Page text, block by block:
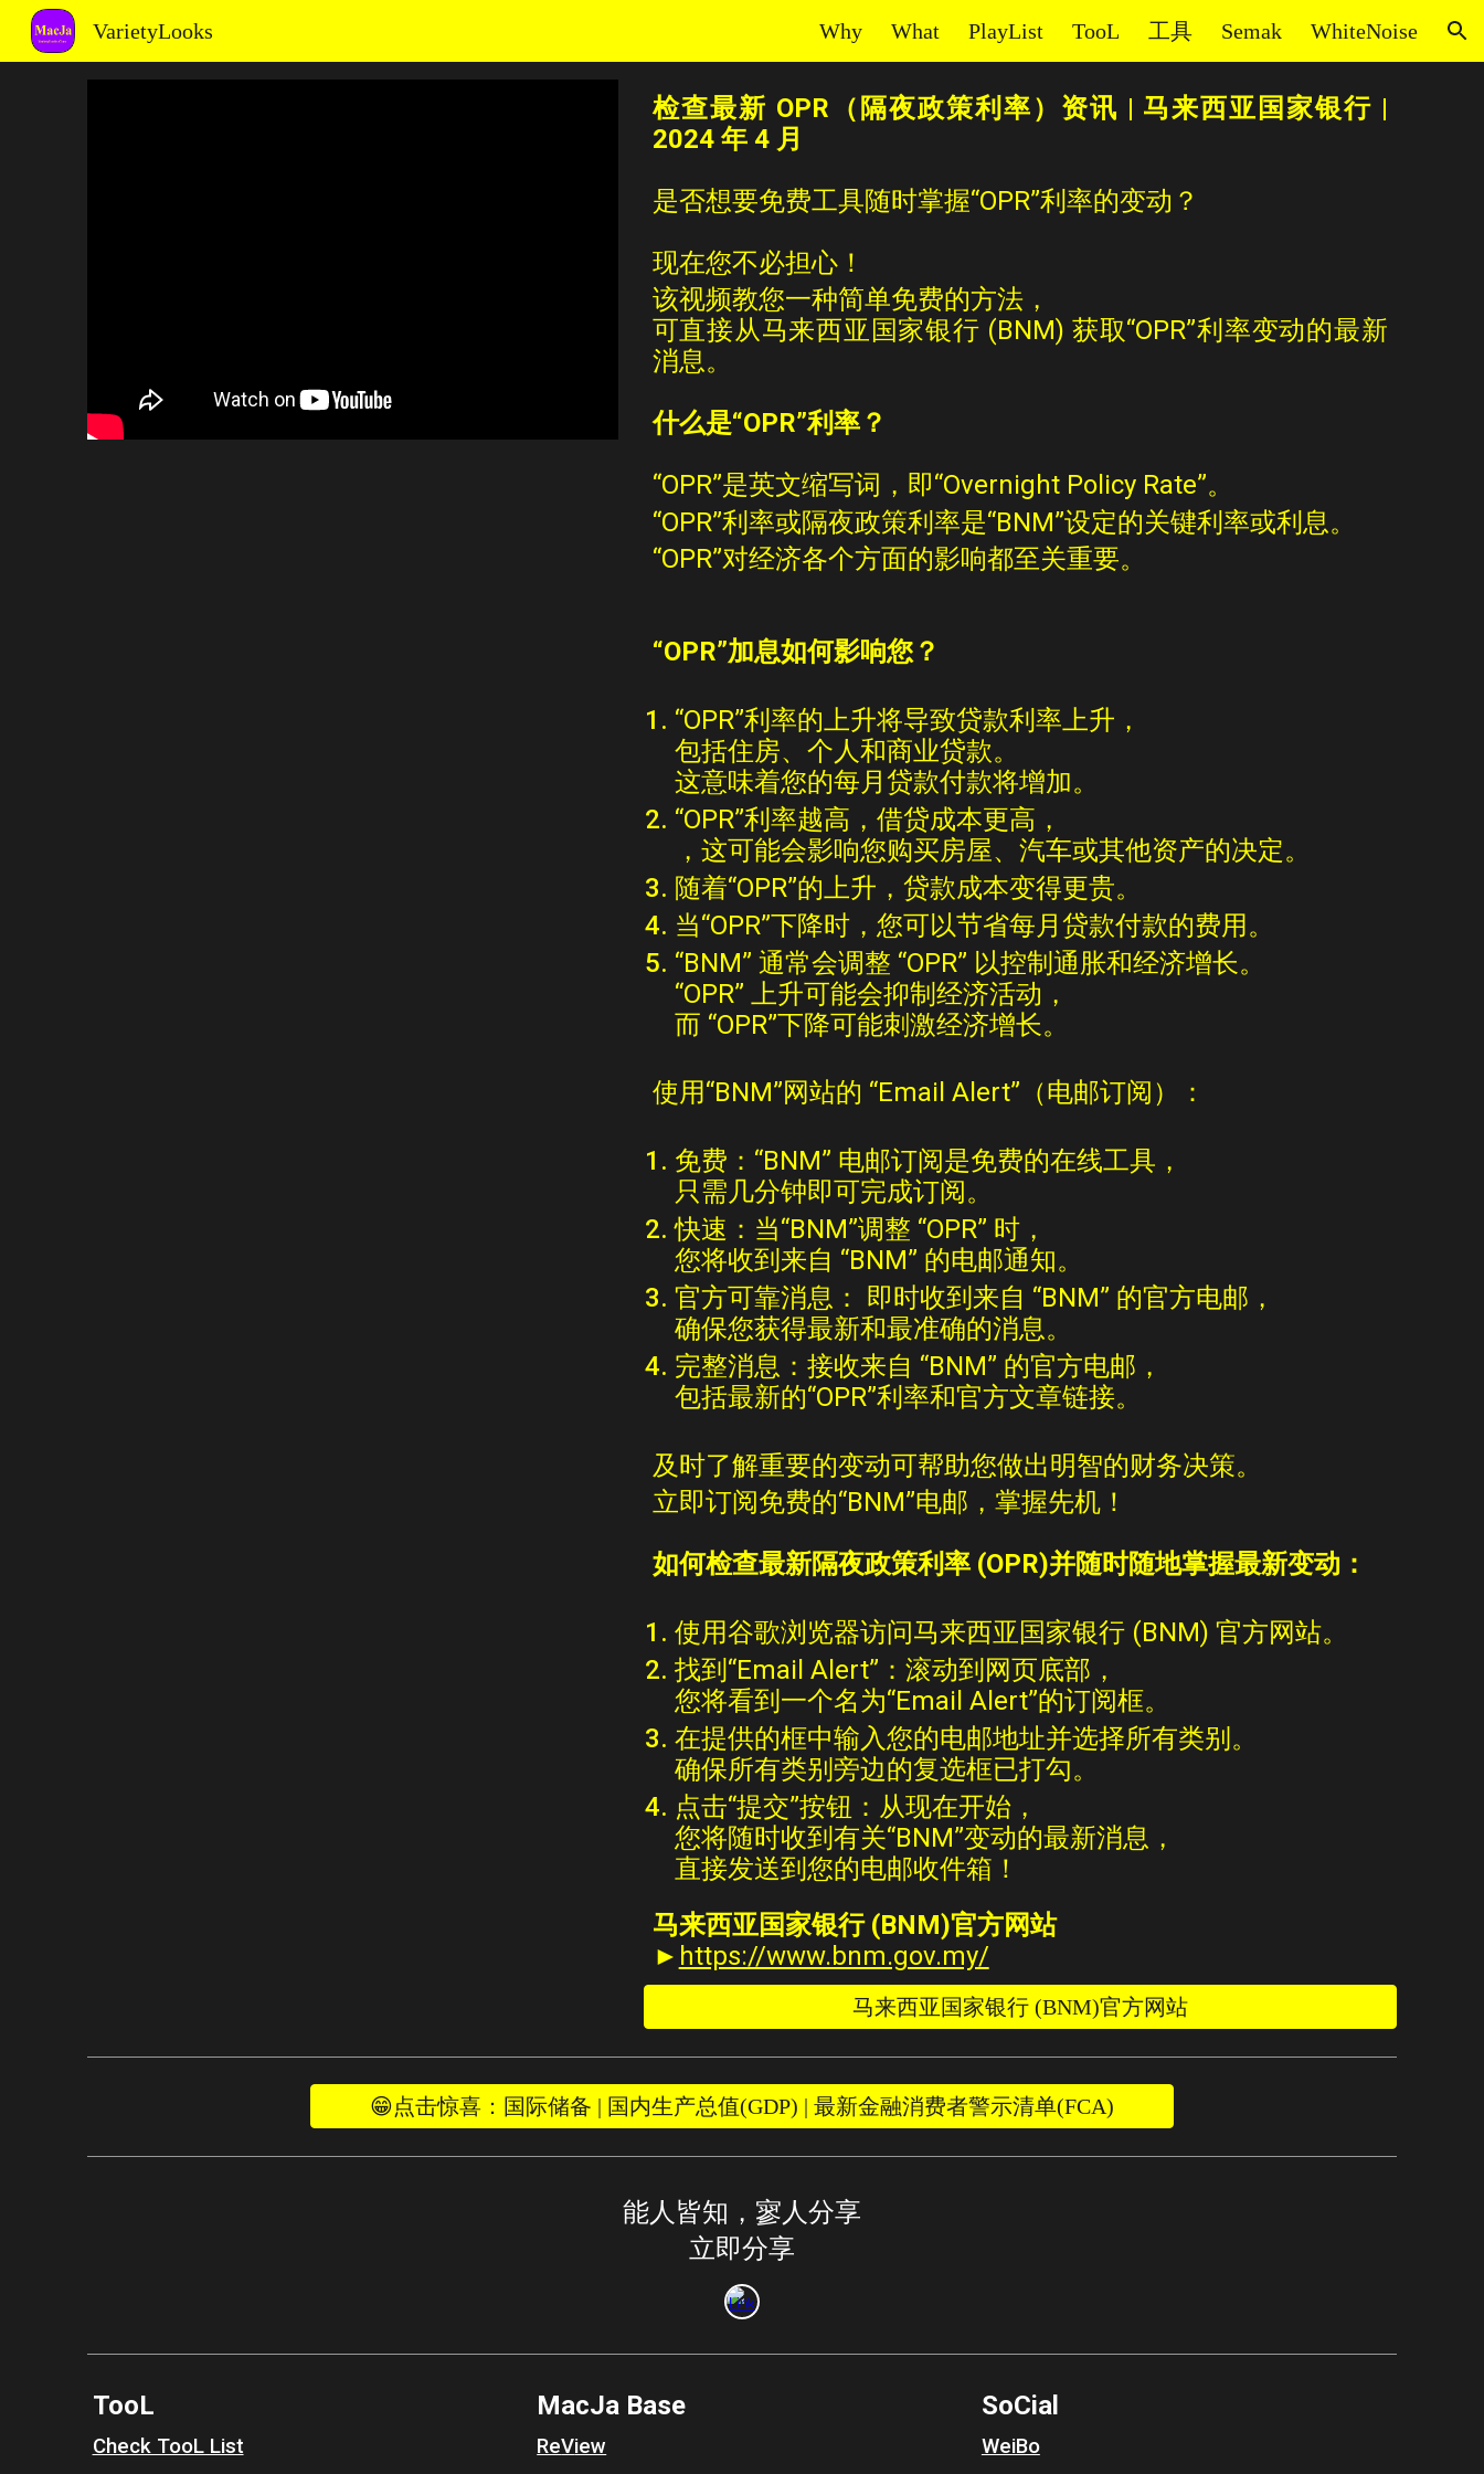
Skip to navigation
VarietyLooks Why What PlayList TooL 工具 Semak WhiteNoise
检查最新 OPR（隔夜政策利率）资讯 | 马来西亚国家银行 |
2024 年 4 月
是否想要免费工具随时掌握“OPR”利率的变动？
现在您不必担心！
该视频教您一种简单免费的方法，
可直接从马来西亚国家银行 (BNM) 获取“OPR”利率变动的最新
消息。
什么是“OPR”利率？
“OPR”是英文缩写词，即“Overnight Policy Rate”。
“OPR”利率或隔夜政策利率是“BNM”设定的关键利率或利息。
“OPR”对经济各个方面的影响都至关重要。
“OPR”加息如何影响您？
“OPR”利率的上升将导致贷款利率上升，
包括住房、个人和商业贷款。
这意味着您的每月贷款付款将增加。
“OPR”利 率越高， 借贷成本更高 ，
，这可能会影响您购买房屋、汽车或其他资产的决定。
随着“OPR”的上升，贷款成本变得更贵。
当“OPR”下降时，您可以节省每月 贷款付款的费用。
“BNM” 通常会调整 “OPR” 以控制通胀和经济增长。
“OPR” 上升可能会抑制经济活动，
而 “OPR”下降可能刺激经济增长。
使用“BNM”网站的 “Email Alert”（电邮订阅）：
免费：“BNM” 电邮订阅是免费的在线工具，
只需几分钟即可完成订阅。
快速：当“BNM”调整 “OPR” 时，
您将收到来自 “BNM” 的电邮通知。
官方可靠消息： 即时收到 来自 “BNM” 的官方电邮，
确保您获得最新和最准确的消息。
完整消息 ：接收来自 “BNM” 的官方电邮 ，
包括最新的“OPR”利 率和官方文章链接。
及时了解重要的变动可帮助您做出明智的财务决策。
立即订阅免费的“BNM”电邮，掌握先机！
如何检查最新隔夜政策利率 (OPR)并随时随地掌握最新变动：
使用谷歌浏览器访问马来西亚国家银行 (BNM) 官方网站。
找到“Email Alert”：滚动到网页底部，
您将看到一个名为“Email Alert”的订阅框。
在提供的框中输入您的电邮地址并选择所有类别。
确保所有类别旁边的复选框已打勾。
点击“提交”按钮： 从现在开始，
您将随时收到有关“BNM”变动的最新消息，
直接发送到您的电邮收件箱！
马来西亚国家银行 (BNM)官方网站
► https://www.bnm.gov.my/
马来西亚国家银行 (BNM)官方网站
😁点击惊喜：国际储备 | 国内生产总值(GDP) | 最新金融消费者警示清单(FCA)
能人皆知，寥人分享
立即分享
TooL
Check TooL List
MacJa Base
ReView
SoCial
WeiBo